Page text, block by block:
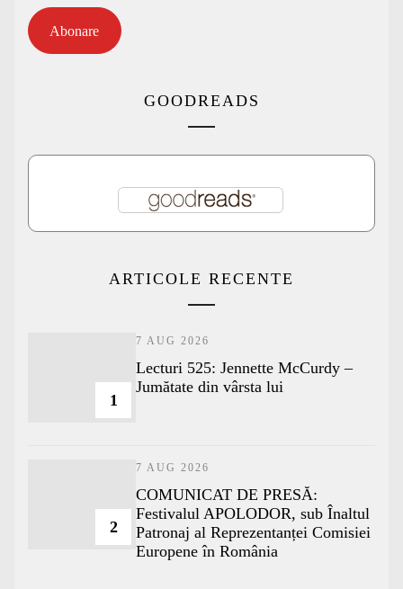
Abonare
GOODREADS
ARTICOLE RECENTE
1
7 AUG 2026
Lecturi 525: Jennette McCurdy –
Jumătate din vârsta lui
2
7 AUG 2026
COMUNICAT DE PRESĂ:
Festivalul APOLODOR, sub Înaltul
Patronaj al Reprezentanței Comisiei
Europene în România